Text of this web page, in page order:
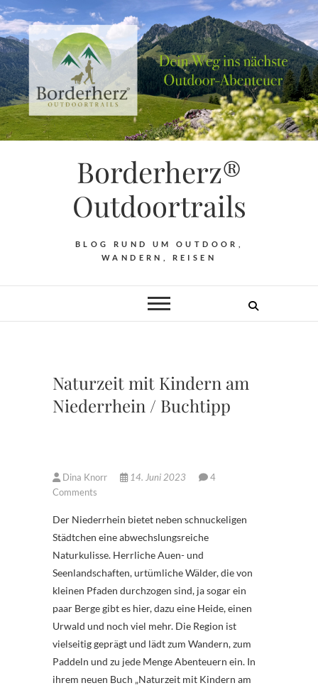
Borderherz®
Outdoortrails
BLOG RUND UM OUTDOOR,
WANDERN, REISEN
Naturzeit mit Kindern am
Niederrhein / Buchtipp
Dina Knorr 14. Juni 2023
4
Comments
Der Niederrhein bietet neben schnuckeligen
Städtchen eine abwechslungsreiche
Naturkulisse. Herrliche Auen- und
Seenlandschaften, urtümliche Wälder, die von
kleinen Pfaden durchzogen sind, ja sogar ein
paar Berge gibt es hier, dazu eine Heide, einen
Urwald und noch viel mehr. Die Region ist
vielseitig geprägt und lädt zum Wandern, zum
Paddeln und zu jede Menge Abenteuern ein. In
ihrem neuen Buch „Naturzeit mit Kindern am